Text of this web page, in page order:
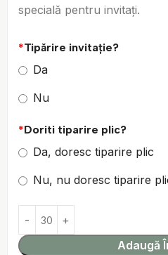
specială pentru invitați.
*Tipărire invitație?
Da
Nu
*Doriti tiparire plic?
Da, doresc tiparire plic
Nu, nu doresc tiparire
Adaugă